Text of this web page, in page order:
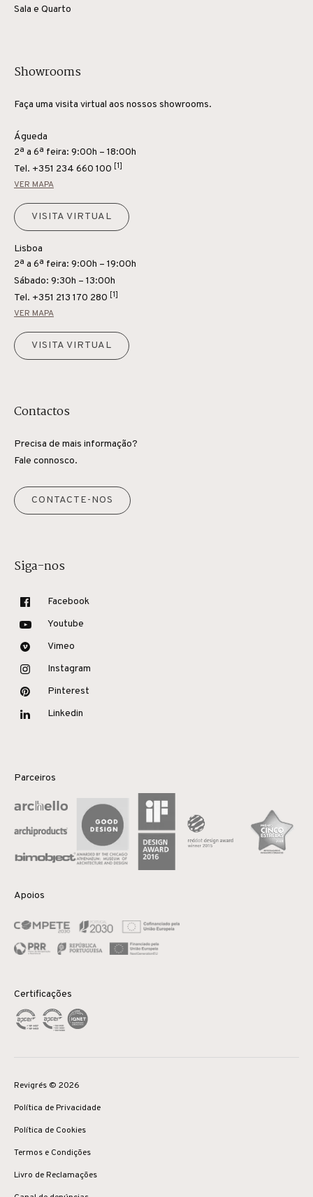
Sala e Quarto
Showrooms
Faça uma visita virtual aos nossos showrooms.
Águeda
2ª a 6ª feira: 9:00h – 18:00h
Tel. +351 234 660 100 [1]
VER MAPA
VISITA VIRTUAL
Lisboa
2ª a 6ª feira: 9:00h – 19:00h
Sábado: 9:30h – 13:00h
Tel. +351 213 170 280 [1]
VER MAPA
VISITA VIRTUAL
Contactos
Precisa de mais informação?
Fale connosco.
CONTACTE-NOS
Siga-nos
Facebook
Youtube
Vimeo
Instagram
Pinterest
Linkedin
Parceiros
Apoios
Certificações
Revigrés © 2026
Política de Privacidade
Política de Cookies
Termos e Condições
Livro de Reclamações